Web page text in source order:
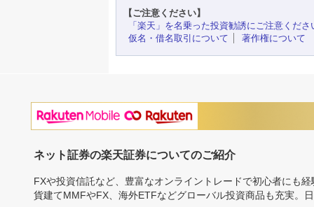
【ご注意ください】
「楽天」を名乗った投資勧誘にご注意くださ
仮名・借名取引について
著作権について
ネット証券の楽天証券についてのご紹介
FXや投資信託など、豊富なオンライントレードで初心者にも
貨建てMMFやFX、海外ETFなどグローバル投資商品も充実。